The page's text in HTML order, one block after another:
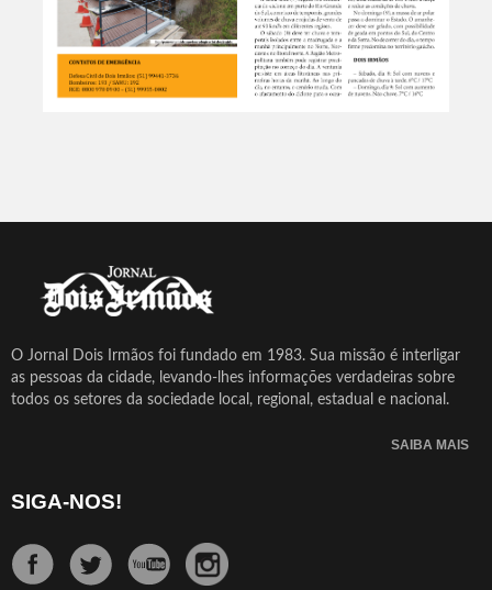
O Jornal Dois Irmãos foi fundado em 1983. Sua missão é interligar
as pessoas da cidade, levando-lhes informações verdadeiras sobre
todos os setores da sociedade local, regional, estadual e nacional.
SAIBA MAIS
SIGA-NOS!